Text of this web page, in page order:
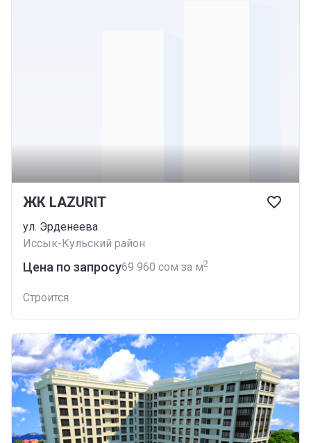
ЖК LAZURIT
ул. ​Эрденеева
Иссык-Кульский район
Цена по запросу‍69 960 сом за м2
Строится